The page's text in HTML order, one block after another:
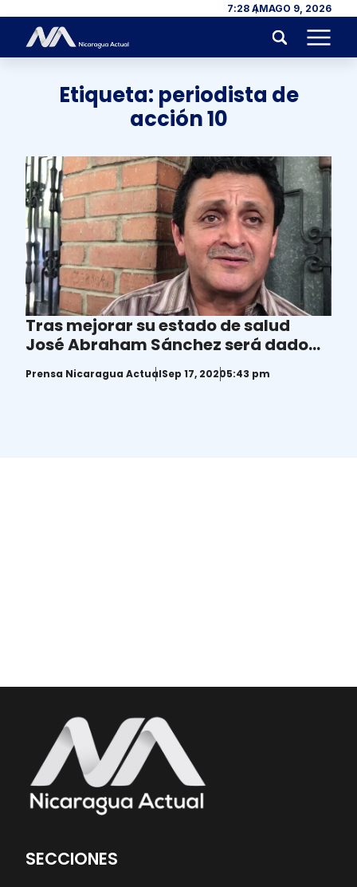
Skip to content 7:28 AMAGO 9, 2026
Menu
Etiqueta: periodista de
acción 10
Tras mejorar su estado de salud
José Abraham Sánchez será dado
de alta
Prensa Nicaragua ActualSep 17, 20205:43 pm
SECCIONES